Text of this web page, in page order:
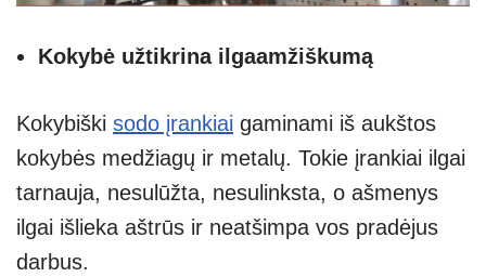
Kokybė užtikrina ilgaamžiškumą
Kokybiški sodo įrankiai gaminami iš aukštos
kokybės medžiagų ir metalų. Tokie įrankiai ilgai
tarnauja, nesulūžta, nesulinksta, o ašmenys
ilgai išlieka aštrūs ir neatšimpa vos pradėjus
darbus.